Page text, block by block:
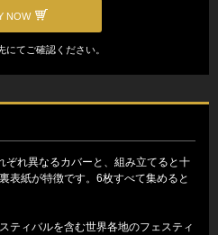
NOW
にてご確認ください。
れ異なるカバーと、組み立てると十
表紙が特徴です。6枚すべて集めると
ティバルを含む世界各地のフェスティ